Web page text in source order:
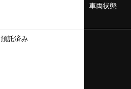
車両状態
預託済み